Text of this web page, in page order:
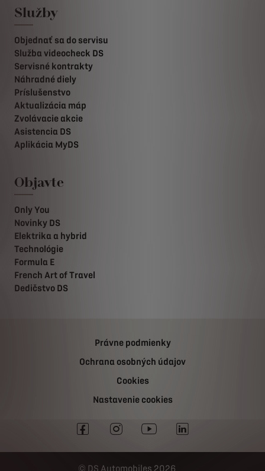
Služby
Objednať sa do servisu
Služba videocheck DS
Servisné kontrakty
Náhradné diely
Príslušenstvo
Aktualizácia máp
Zvolávacie akcie
Asistencia DS
Aplikácia MyDS
Objavte
Only You
Novinky DS
Elektrika a hybrid
Technológie
Formula E
French Art of Travel
Dedičstvo DS
Právne podmienky
Ochrana osobných údajov
Cookies
Nastavenie cookies
DS Automobiles 2026